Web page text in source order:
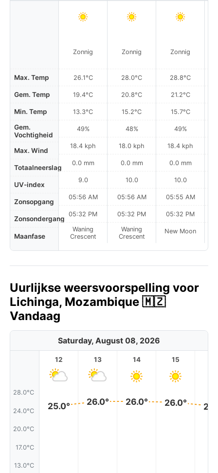
Max. Temp
Gem. Temp
Min. Temp
Gem.
Vochtigheid
Max. Wind
Totaalneerslag
UV-index
Zonsopgang
Zonsondergang
Maanfase
Zonnig
26.1°C
19.4°C
13.3°C
49%
18.4 kph
0.0 mm
9.0
05:56 AM
05:32 PM
Waning
Crescent
Zonnig
28.0°C
20.8°C
15.2°C
48%
18.0 kph
0.0 mm
10.0
05:56 AM
05:32 PM
Waning
Crescent
Zonnig
28.8°C
21.2°C
15.7°C
49%
18.4 kph
0.0 mm
10.0
05:55 AM
05:32 PM
New Moon
Uurlijkse weersvoorspelling voor
Lichinga, Mozambique 🇲🇿
Vandaag
Saturday, August 08, 2026
28.0°C
24.0°C
20.0°C
17.0°C
13.0°C
12
25.0°
13
26.0°
14
26.0°
15
26.0°